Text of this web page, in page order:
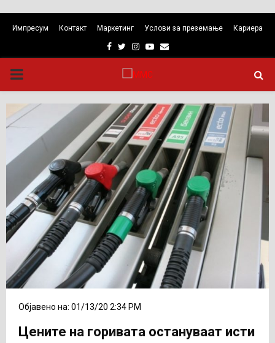
Импресум Контакт Маркетинг Услови за преземање Кариера
Facebook
TwitterInstagram
Youtube
Email
PRIMARY
MENU
Објавено на: 01/13/20 2:34 PM
Цените на горивата остануваат исти